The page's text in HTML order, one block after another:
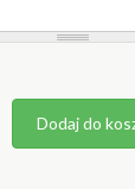
Dodaj do